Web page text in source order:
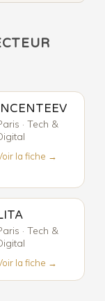
· Tech &
la fiche →
· Tech &
la fiche →